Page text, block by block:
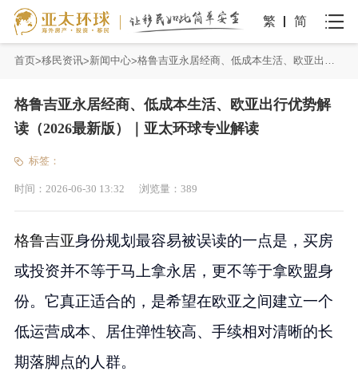
繁 简
首页 移民资讯 新闻中心 格鲁吉亚永居经商、低成本生活、欧亚出行优势解读（2026最新版）｜亚太环球专业解读
格鲁吉亚永居经商、低成本生活、欧亚出行优势解
读（2026最新版）｜亚太环球专业解读
标签：
时间： 2026-06-30 13:32 浏览量： 389
格鲁吉亚身份规划最容易被误读的一点是，买房
或投资并不等于马上拿永居，更不等于拿欧盟身
份。它真正适合的，是希望在欧亚之间建立一个
低运营成本、居住弹性较高、手续相对清晰的长
期落脚点的人群。